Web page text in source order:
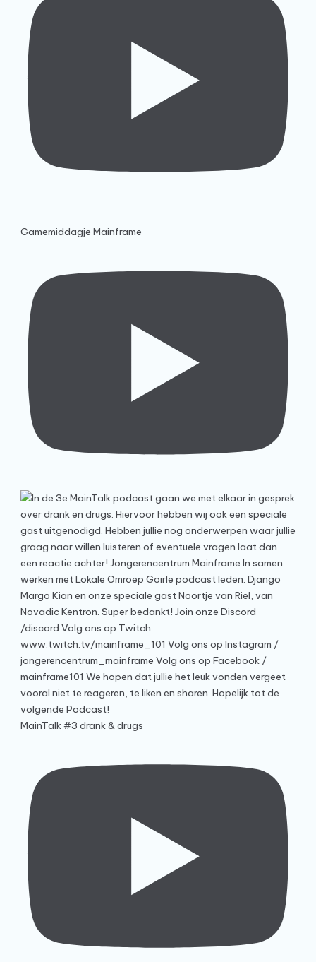
Gamemiddagje Mainframe
MainTalk #3 drank & drugs